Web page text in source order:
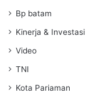
Bp batam
Kinerja & Investasi
Video
TNI
Kota Pariaman